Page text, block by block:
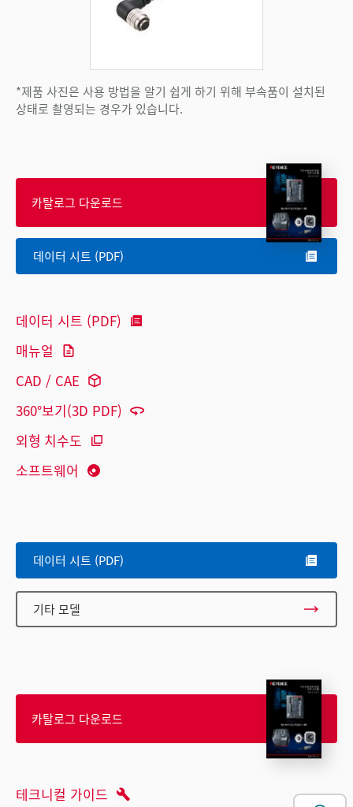
*제품 사진은 사용 방법을 알기 쉽게 하기 위해 부속품이 설치된
상태로 촬영되는 경우가 있습니다.
카탈로그 다운로드
데이터 시트 (PDF)
데이터 시트 (PDF)
매뉴얼
CAD / CAE
360°보기(3D PDF)
외형 치수도
소프트웨어
데이터 시트 (PDF)
기타 모델
카탈로그 다운로드
테크니컬 가이드